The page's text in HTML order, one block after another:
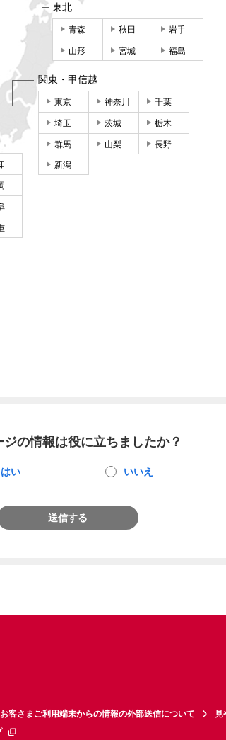
東北
青森 秋田 岩手
山形 宮城 福島
関東・甲信越
東京 神奈川 千葉
埼玉 茨城 栃木
群馬 山梨 長野
新潟
ジの情報は役に立ちましたか？
はい いいえ
送信する
お客さまご利用端末からの情報の外部送信について
見